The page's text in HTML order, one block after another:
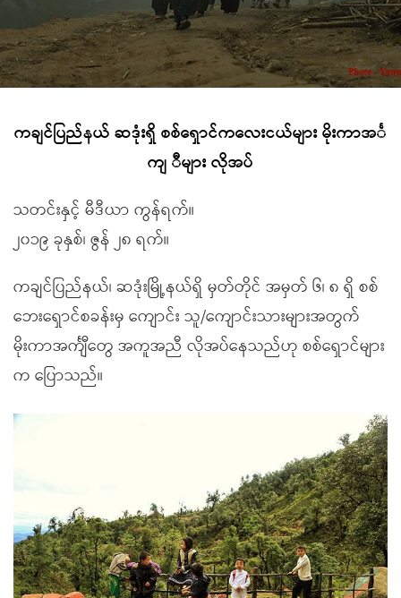
ကချင်ပြည်နယ် ဆဒုံးရှိ စစ်ရှောင်ကလေးငယ်များ မိုးကာအင်္
ကျ ီများ လိုအပ်
သတင်းနှင့် မီဒီယာ ကွန်ရက်။
၂၀၁၉ ခုနှစ်၊ ဇွန် ၂၈ ရက်။
ကချင်ပြည်နယ်၊ ဆဒုံးမြို့နယ်ရှိ မှတ်တိုင် အမှတ် ၆၊ ၈ ရှိ စစ်
ဘေးရှောင်စခန်းမှ ကျောင်း သူ/ကျောင်းသားများအတွက်
မိုးကာအင်္ကျီတွေ အကူအညီ လိုအပ်နေသည်ဟု စစ်ရှောင်များ
က ပြောသည်။